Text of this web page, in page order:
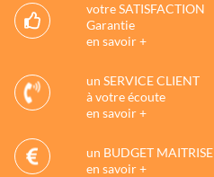
votre SATISFACTION
Garantie
en savoir +
un SERVICE CLIENT
à votre écoute
en savoir +
un BUDGET MAITRISE
en savoir +